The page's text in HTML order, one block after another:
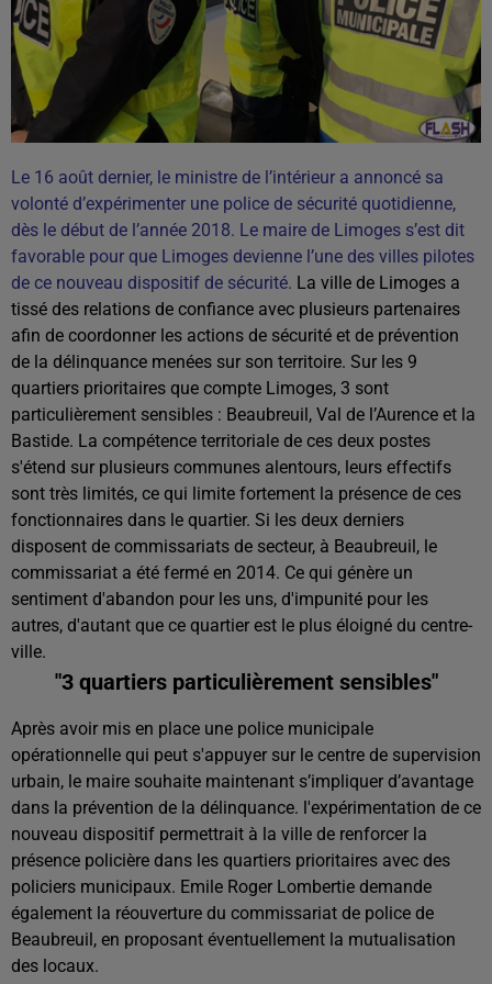
Le 16 août dernier, le ministre de l’intérieur a annoncé sa
volonté d’expérimenter une police de sécurité quotidienne,
dès le début de l’année 2018. Le maire de Limoges s’est dit
favorable pour que Limoges devienne l’une des villes pilotes
de ce nouveau dispositif de sécurité. La ville de Limoges a
tissé des relations de confiance avec plusieurs partenaires
afin de coordonner les actions de sécurité et de prévention
de la délinquance menées sur son territoire. Sur les 9
quartiers prioritaires que compte Limoges, 3 sont
particulièrement sensibles : Beaubreuil, Val de l’Aurence et la
Bastide. La compétence territoriale de ces deux postes
s'étend sur plusieurs communes alentours, leurs effectifs
sont très limités, ce qui limite fortement la présence de ces
fonctionnaires dans le quartier. Si les deux derniers
disposent de commissariats de secteur, à Beaubreuil, le
commissariat a été fermé en 2014. Ce qui génère un
sentiment d'abandon pour les uns, d'impunité pour les
autres, d'autant que ce quartier est le plus éloigné du centre-
ville.
"3 quartiers particulièrement sensibles"
Après avoir mis en place une police municipale
opérationnelle qui peut s'appuyer sur le centre de supervision
urbain, le maire souhaite maintenant s’impliquer d’avantage
dans la prévention de la délinquance. l'expérimentation de ce
nouveau dispositif permettrait à la ville de renforcer la
présence policière dans les quartiers prioritaires avec des
policiers municipaux. Emile Roger Lombertie demande
également la réouverture du commissariat de police de
Beaubreuil, en proposant éventuellement la mutualisation
des locaux.